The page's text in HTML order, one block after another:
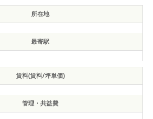
所在地
最寄駅
賃料(賃料/坪単価)
管理・共益費